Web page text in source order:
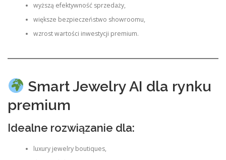
wyższą efektywność sprzedaży,
większe bezpieczeństwo showroomu,
wzrost wartości inwestycji premium.
Smart Jewelry AI dla rynku
premium
Idealne rozwiązanie dla:
luxury jewelry boutiques,